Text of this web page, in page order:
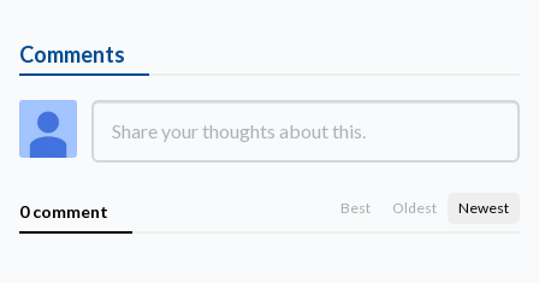
Comments
0 comment Best Oldest Newest